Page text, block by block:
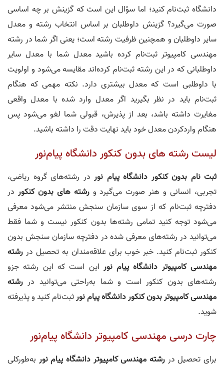
دانشگاه ثبت‌نام کنید؛ اما سؤال این است که گزینش بر چه اساسی
صورت می‌گیرد؟ گزینش داوطلبان بر اساس انتخاب رشته و معدل
سایر داوطلبان و همچنین ظرفیت رشته است؛ یعنی اگر شما در رشته
مهندسی کامپیوتر ثبت‌نام کرده باشید معدل شما با معدل سایر
داوطلبانی که در این رشته ثبت‌نام کرده‌اند مقایسه می‌شود و اولویت
با داوطلبی است که معدل بیشتری دارد. نکته مهمی که هنگام
ثبت‌نام باید در نظر بگیرید اگر معدل وارد شده با معدل واقعی
مغایرت داشته باشد، بعد از پذیرش، قبولی شما لغو می‌شود پس
هنگام واردکردن معدل خود باید نهایت دقت را داشته باشید.
لیست رشته‌ های بدون کنکور دانشگاه پیام‌نور
ثبت‌ نام بدون کنکور دانشگاه پیام‌ نور در رشته‌های گروه ریاضی،
تجربی، انسانی و هنر صورت می‌گیرد ورشته‌ های بدون کنکور در
دفترچه ثبت‌نام که از سوی سازمان سنجش منتشر می‌شود معرفی
می‌شود توجه کنید تمامی رشته‌ها بدون کنکور نیست و شما فقط
می‌توانید در رشته‌های معرفی شده در دفترچه سازمان سنجش بدون
کنکور ثبت‌نام کنید. خبر خوب برای علاقه‌مندان به تحصیل در رشته
مهندسی کامپیوتر دانشگاه پیام‌ نور این است که این رشته جزو
رشته‌های بدون کنکور است و شما به‌راحتی می‌توانید دررشته
مهندسی کامپیوتر بدون کنکور دانشگاه پیام‌ نورثبت‌نام کنید و پذیرفته
شوید.
چارت درسی مهندسی کامپیوتر دانشگاه پیام‌نور
برای تحصیل در رشته مهندسی کامپیوتر دانشگاه پیام‌ نور به‌طورکلی